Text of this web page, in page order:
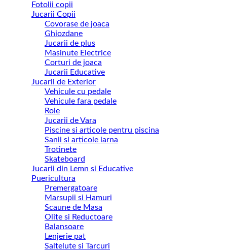
Fotolii copii
Jucarii Copii
Covorase de joaca
Ghiozdane
Jucarii de plus
Masinute Electrice
Corturi de joaca
Jucarii Educative
Jucarii de Exterior
Vehicule cu pedale
Vehicule fara pedale
Role
Jucarii de Vara
Piscine si articole pentru piscina
Sanii si articole iarna
Trotinete
Skateboard
Jucarii din Lemn si Educative
Puericultura
Premergatoare
Marsupii si Hamuri
Scaune de Masa
Olite si Reductoare
Balansoare
Lenjerie pat
Saltelute si Tarcuri